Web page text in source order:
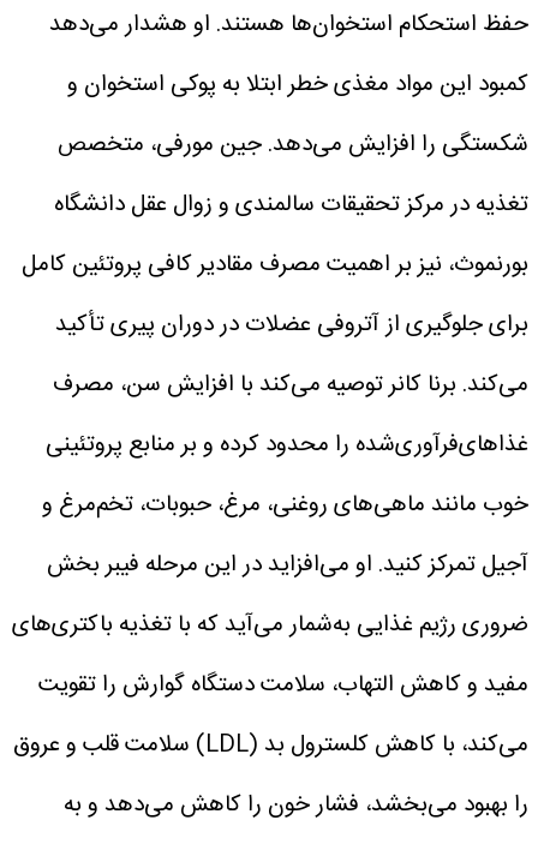
حفظ استحکام استخوان‌ها هستند. او هشدار می‌دهد
کمبود این مواد مغذی خطر ابتلا به پوکی استخوان و
شکستگی را افزایش می‌دهد.جین مورفی، متخصص
تغذیه در مرکز تحقیقات سالمندی و زوال عقل دانشگاه
بورنموث، نیز بر اهمیت مصرف مقادیر کافی پروتئین کامل
برای جلوگیری از آتروفی عضلات در دوران پیری تأکید
می‌کند. برنا کانر توصیه می‌کند با افزایش سن، مصرف
غذاهای‌فرآوری‌شده را محدود کرده و بر منابع پروتئینی
خوب مانند ماهی‌های روغنی، مرغ، حبوبات، تخم‌مرغ و
آجیل تمرکز کنید. او می‌افزاید در این مرحله فیبر بخش
ضروری رژیم غذایی به‌شمار می‌آید که با تغذیه باکتری‌های
مفید و کاهش التهاب، سلامت دستگاه گوارش را تقویت
می‌کند، با کاهش کلسترول بد (LDL) سلامت قلب و عروق
را بهبود می‌بخشد، فشار خون را کاهش می‌دهد و به